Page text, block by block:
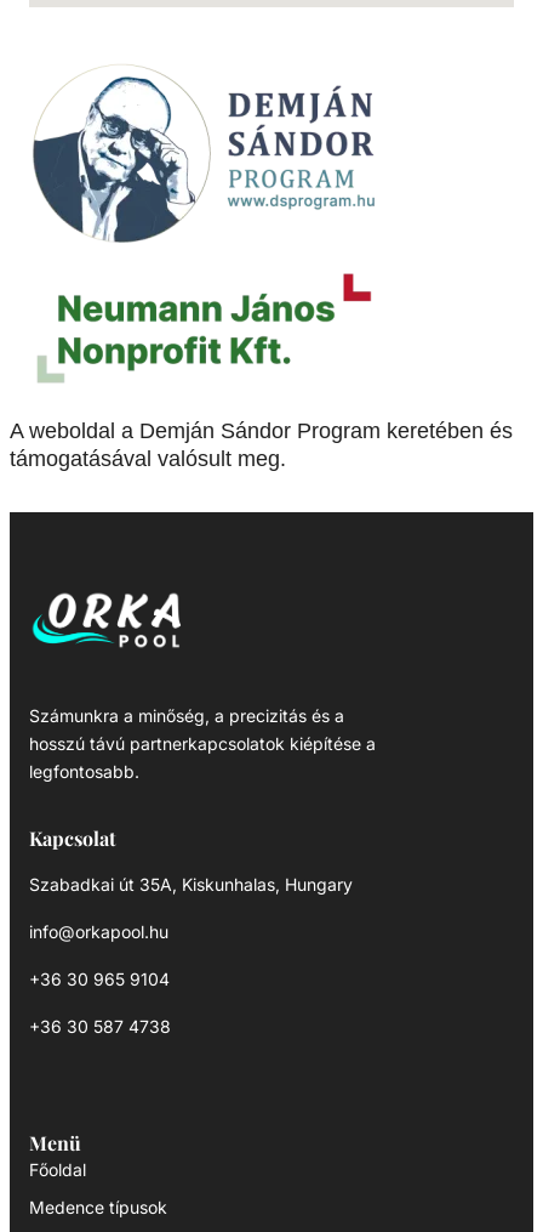
A weboldal a Demján Sándor Program keretében és
támogatásával valósult meg.
Számunkra a minőség, a precizitás és a
hosszú távú partnerkapcsolatok kiépítése a
legfontosabb.
Kapcsolat
Szabadkai út 35A, Kiskunhalas, Hungary
info@orkapool.hu
+36 30 965 9104
+36 30 587 4738
Menü
Főoldal
Medence típusok